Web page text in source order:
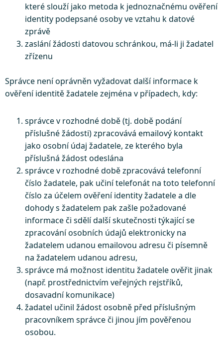
které slouží jako metoda k jednoznačnému ověření
identity podepsané osoby ve vztahu k datové
zprávě
zaslání žádosti datovou schránkou, má-li ji žadatel
zřízenu
Správce není oprávněn vyžadovat další informace k
ověření identitě žadatele zejména v případech, kdy:
správce v rozhodné době (tj. době podání
příslušné žádosti) zpracovává emailový kontakt
jako osobní údaj žadatele, ze kterého byla
příslušná žádost odeslána
správce v rozhodné době zpracovává telefonní
číslo žadatele, pak učiní telefonát na toto telefonní
číslo za účelem ověření identity žadatele a dle
dohody s žadatelem pak zašle požadované
informace či sdělí další skutečnosti týkající se
zpracování osobních údajů elektronicky na
žadatelem udanou emailovou adresu či písemně
na žadatelem udanou adresu,
správce má možnost identitu žadatele ověřit jinak
(např. prostřednictvím veřejných rejstříků,
dosavadní komunikace)
žadatel učinil žádost osobně před příslušným
pracovníkem správce či jinou jím pověřenou
osobou.